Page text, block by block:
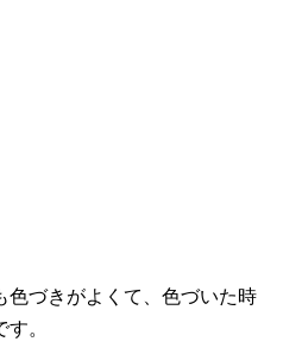
色づきがよくて、色づいた時
。